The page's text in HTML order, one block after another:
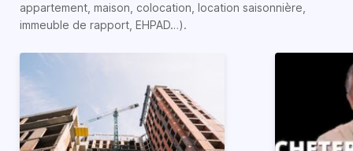
appartement, maison, colocation, location saisonnière,
immeuble de rapport, EHPAD…).